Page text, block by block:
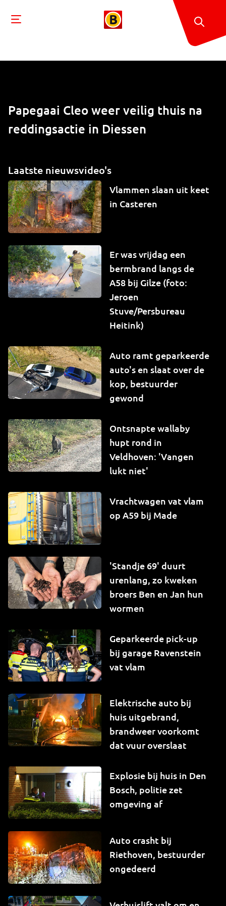
Papegaai Cleo weer veilig thuis na
reddingsactie in Diessen
Laatste nieuwsvideo's
Vlammen slaan uit keet
in Casteren
Er was vrijdag een
bermbrand langs de
A58 bij Gilze (foto:
Jeroen
Stuve/Persbureau
Heitink)
Auto ramt geparkeerde
auto's en slaat over de
kop, bestuurder
gewond
Ontsnapte wallaby
hupt rond in
Veldhoven: 'Vangen
lukt niet'
Vrachtwagen vat vlam
op A59 bij Made
'Standje 69' duurt
urenlang, zo kweken
broers Ben en Jan hun
wormen
Geparkeerde pick-up
bij garage Ravenstein
vat vlam
Elektrische auto bij
huis uitgebrand,
brandweer voorkomt
dat vuur overslaat
Explosie bij huis in Den
Bosch, politie zet
omgeving af
Auto crasht bij
Riethoven, bestuurder
ongedeerd